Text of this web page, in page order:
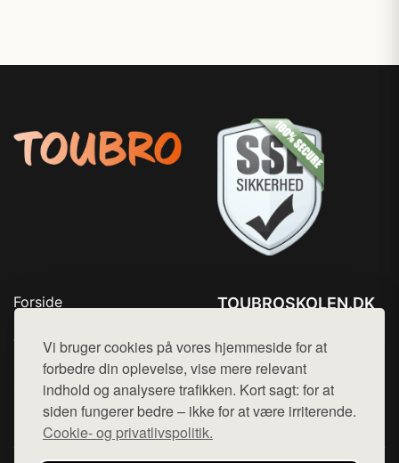
Vi bruger cookies på vores hjemmeside for at
forbedre din oplevelse, vise mere relevant
indhold og analysere trafikken. Kort sagt: for at
siden fungerer bedre – ikke for at være irriterende.
Cookie- og privatlivspolitik.
Forside
Top Rabatter
Blog
Kontakt
TOUBROSKOLEN.DK
Mail: hej@want.dk
Cookie- og privatlivspolitik